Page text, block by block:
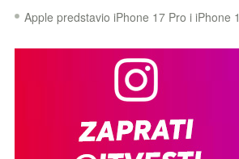
Apple predstavio iPhone 17 Pro i iPhone